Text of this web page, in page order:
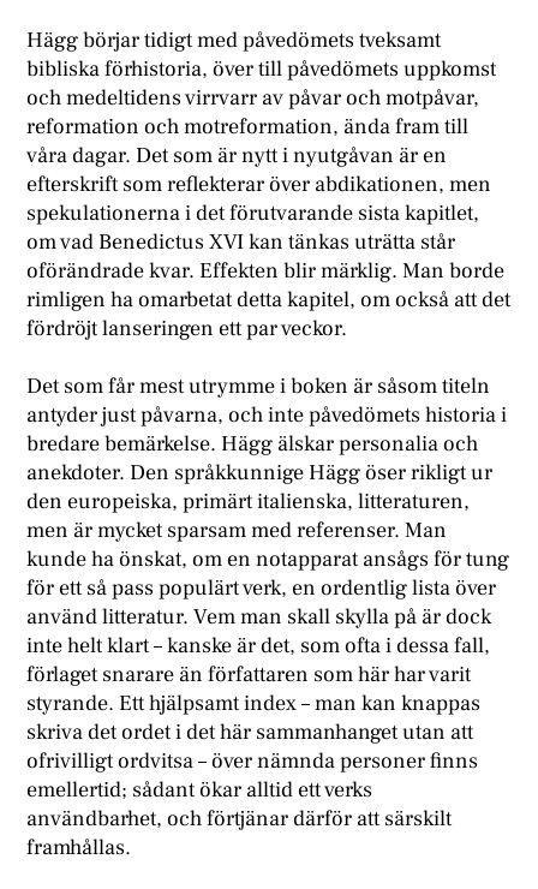
Hägg börjar tidigt med påvedömets tveksamt
bibliska förhistoria, över till påvedömets uppkomst
och medeltidens virrvarr av påvar och motpåvar,
reformation och motreformation, ända fram till
våra dagar. Det som är nytt i nyutgåvan är en
efterskrift som reflekterar över abdikationen, men
spekulationerna i det förutvarande sista kapitlet,
om vad Benedictus XVI kan tänkas uträtta står
oförändrade kvar. Effekten blir märklig. Man borde
rimligen ha omarbetat detta kapitel, om också att det
fördröjt lanseringen ett par veckor.
Det som får mest utrymme i boken är såsom titeln
antyder just påvarna, och inte påvedömets historia i
bredare bemärkelse. Hägg älskar personalia och
anekdoter. Den språkkunnige Hägg öser rikligt ur
den europeiska, primärt italienska, litteraturen,
men är mycket sparsam med referenser. Man
kunde ha önskat, om en notapparat ansågs för tung
för ett så pass populärt verk, en ordentlig lista över
använd litteratur. Vem man skall skylla på är dock
inte helt klart – kanske är det, som ofta i dessa fall,
förlaget snarare än författaren som här har varit
styrande. Ett hjälpsamt index – man kan knappas
skriva det ordet i det här sammanhanget utan att
ofrivilligt ordvitsa – över nämnda personer finns
emellertid; sådant ökar alltid ett verks
användbarhet, och förtjänar därför att särskilt
framhållas.